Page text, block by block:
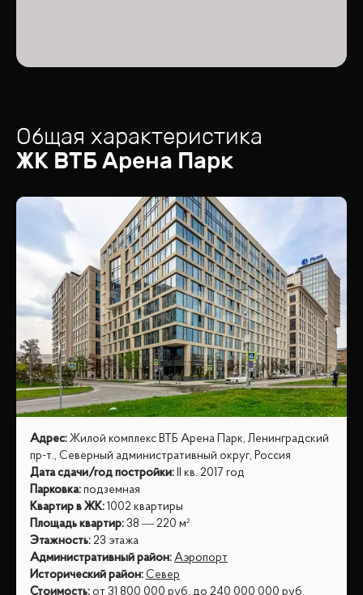
Общая характеристика
ЖК ВТБ Арена Парк
Адрес: Жилой комплекс ВТБ Арена Парк, Ленинградский
пр-т., Северный административный округ, Россия
Дата сдачи/год постройки:
II кв. 2017 год
Парковка: подземная
Квартир в ЖК: 1002 квартиры
Площадь квартир: 38 — 220 м²
Этажность: 23 этажа
Административный район: Аэропорт
Исторический район: Север
Стоимость: от 31 800 000 руб. до 240 000 000 руб.